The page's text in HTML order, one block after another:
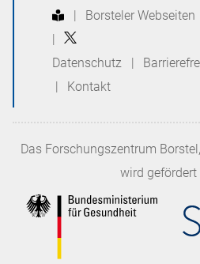
|
Borsteler Webseiten
|
Datenschutz |
|
Kontakt
Das Forschungszentrum
wird gefördert